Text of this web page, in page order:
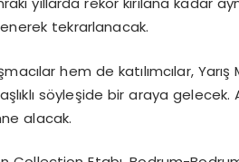
tekrarlanacak.
hem de katılımcılar,
söyleşide bir araya
alacak.